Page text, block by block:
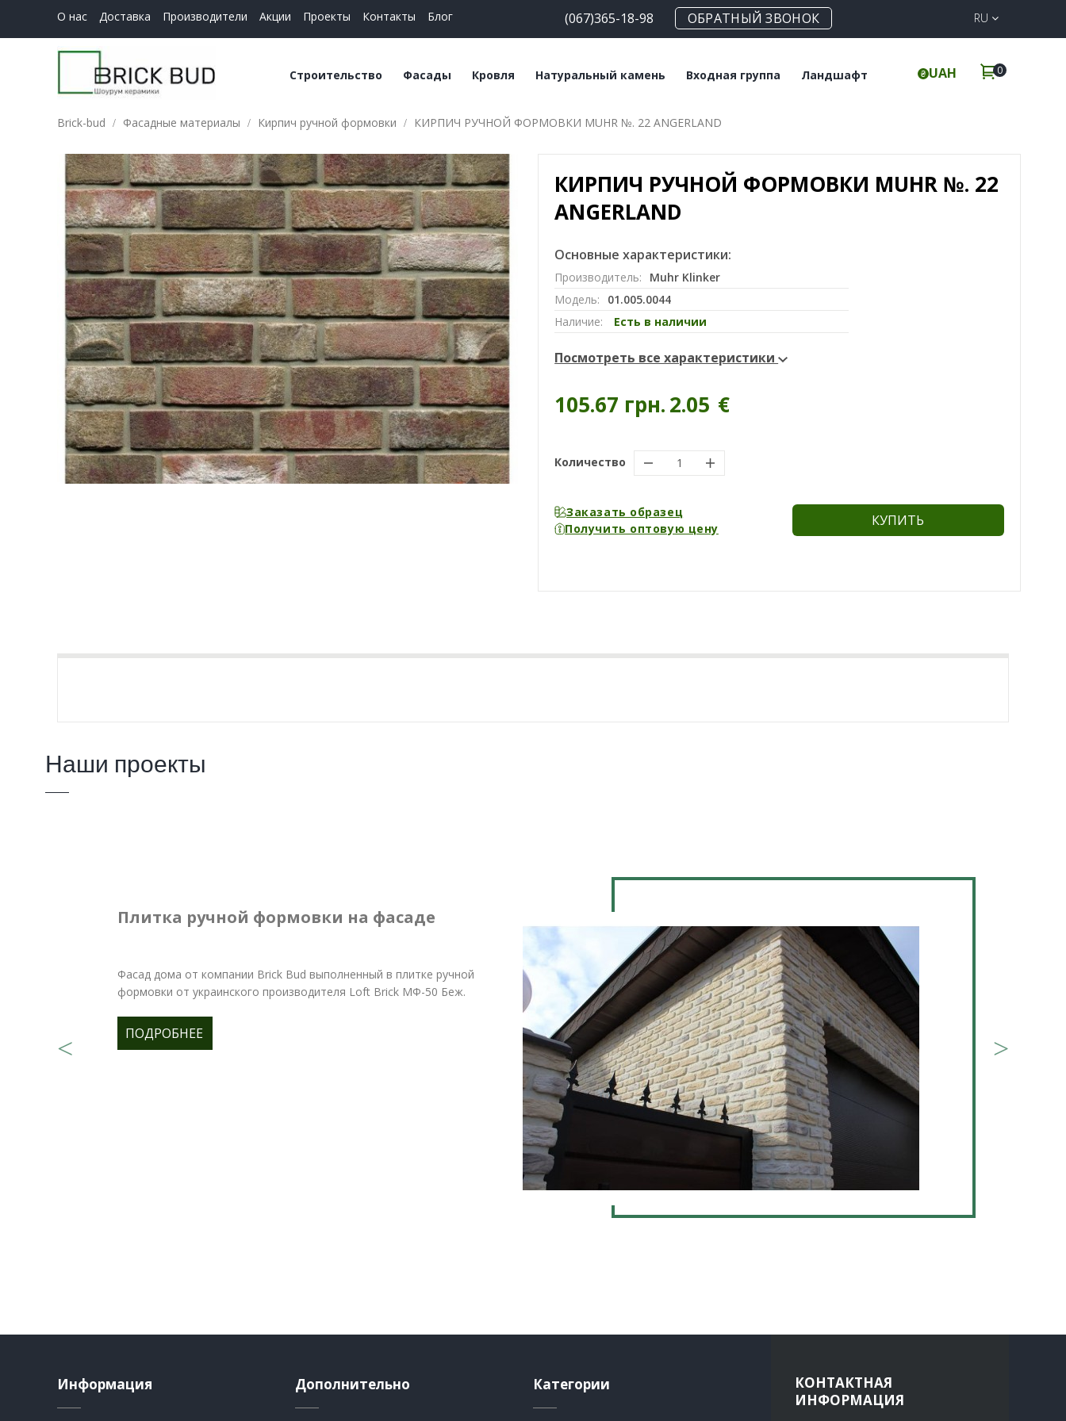
О нас Доставка Производители Акции Проекты Контакты Блог (067)365-18-98 ОБРАТНЫЙ ЗВОНОК RU
Строительство
Керамические блоки
Строительные смеси
Фасады
Плитка клинкерная
Плитка ручной
формовки
Клинкерный кирпич
Кирпич ручной
формовки
Клинкерный
подоконник
Кровля
Битумная черепица
Керамическая
черепица
Мансардные окна
Софиты
Натуральный камень
Сланец
Травертин
Мрамор
Входная группа
Напольная плитка
Клинкерные ступени
Ландшафт UAH 0
Brick-bud Фасадные материалы Кирпич ручной формовки КИРПИЧ РУЧНОЙ ФОРМОВКИ MUHR №. 22 ANGERLAND
КИРПИЧ РУЧНОЙ ФОРМОВКИ MUHR №. 22
ANGERLAND
Основные характеристики:
Производитель:
Muhr Klinker
Модель:
01.005.0044
Наличие:
Есть в наличии
Посмотреть все характеристики
105.67 грн.2.05 €
Количество
Заказать образец
Получить оптовую цену
КУПИТЬ
Наши проекты
Плитка ручной формовки на фасаде
Фасад дома от компании Brick Bud выполненный в плитке ручной
формовки от украинского производителя Loft Brick МФ-50 Беж.
ПОДРОБНЕЕ
Информация Дополнительно Категории
КОНТАКТНАЯ
ИНФОРМАЦИЯ